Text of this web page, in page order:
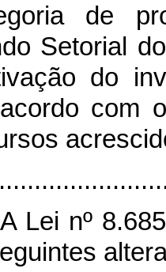
de
Setorial
do
com
Lei nº